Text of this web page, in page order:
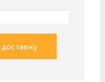
доставку